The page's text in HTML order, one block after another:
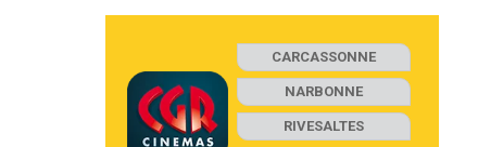
CARCASSONNE
NARBONNE
RIVESALTES